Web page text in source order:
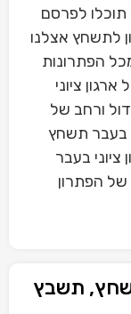
לפרסם
לתשחץ אצלנו
הפתרונות
ציוני
ורחב של
בעבר תשחץ
בעבר
של הפתרון
תשחץ, תשבץ